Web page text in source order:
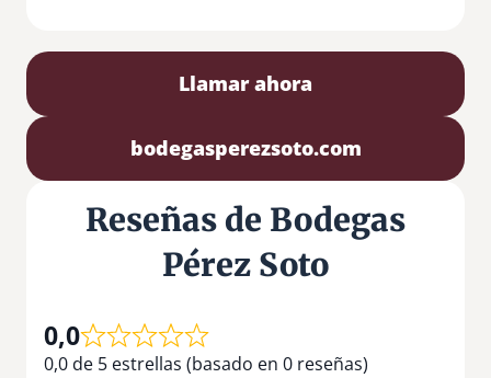
Llamar ahora
bodegasperezsoto.com
Reseñas de Bodegas
Pérez Soto
0,0
0,0 de 5 estrellas (basado en 0 reseñas)